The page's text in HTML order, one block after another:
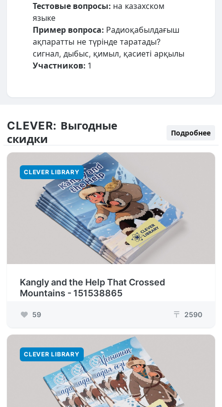
Тестовые вопросы: на казахском
языке
Пример вопроса: Радиоқабылдағыш
ақпаратты не түрінде таратады?
сигнал, дыбыс, қимыл, қасиеті арқылы
Участников: 1
CLEVER: Выгодные
скидки
Подробнее
CLEVER LIBRARY
Kangly and the Help That Crossed
Mountains - 151538865
59 ₸ 2590
CLEVER LIBRARY